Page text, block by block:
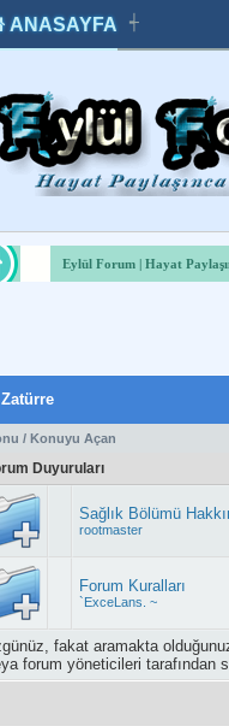
ANASAYFA ┽
Eylül Forum | Hayat
Zatürre
/ Konuyu Açan
Duyuruları
Sağlık Bölümü
rootmaster
Forum Kuralları
`ExceLans. ~
fakat aramakta
forum yöneticileri tarafından